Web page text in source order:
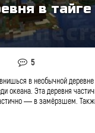
в
5
в необычной деревне
океана. Эта деревня
— в замёрзшем.